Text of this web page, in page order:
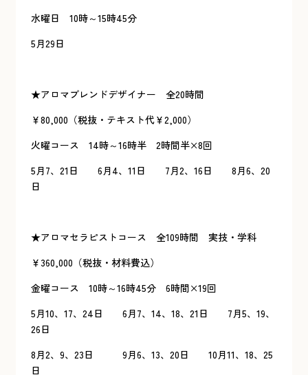
水曜日 10時～15時45分
5月29日
★アロマブレンドデザイナー 全20時間
￥80,000（税抜・テキスト代￥2,000）
火曜コース 14時～16時半 2時間半×8回
5月7、21日 6月4、11日 7月2、16日 8月6、20
日
★アロマセラピストコース 全109時間 実技・学科
￥360,000（税抜・材料費込）
金曜コース 10時～16時45分 6時間×19回
5月10、17、24日 6月7、14、18、21日 7月5、19、
26日
8月2、9、23日 9月6、13、20日 10月11、18、25
日